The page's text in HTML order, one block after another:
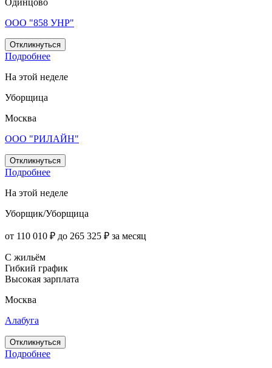
ООО "858 УНР"
Откликнуться
Подробнее
На этой неделе
Уборщица
Москва
ООО "РИЛАЙН"
Откликнуться
Подробнее
На этой неделе
Уборщик/Уборщица
от 110 010 ₽ до 265 325 ₽ за месяц
С жильём
Гибкий график
Высокая зарплата
Москва
Алабуга
Откликнуться
Подробнее